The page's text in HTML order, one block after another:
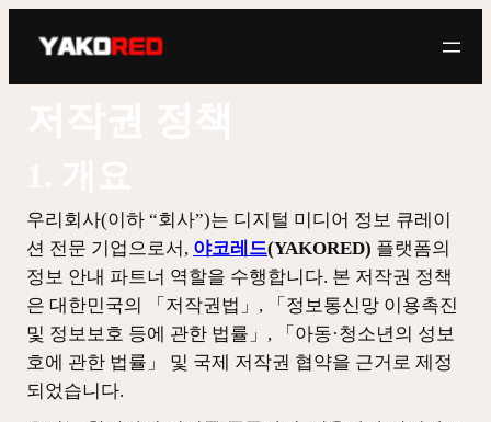
우리회사(이하 “회사”)는 디지털 미디어 정보 큐레이
션 전문 기업으로서, 야코레드(YAKORED) 플랫폼의
정보 안내 파트너 역할을 수행합니다. 본 저작권 정책
은 대한민국의 「저작권법」, 「정보통신망 이용촉진
및 정보보호 등에 관한 법률」, 「아동·청소년의 성보
호에 관한 법률」 및 국제 저작권 협약을 근거로 제정
되었습니다.